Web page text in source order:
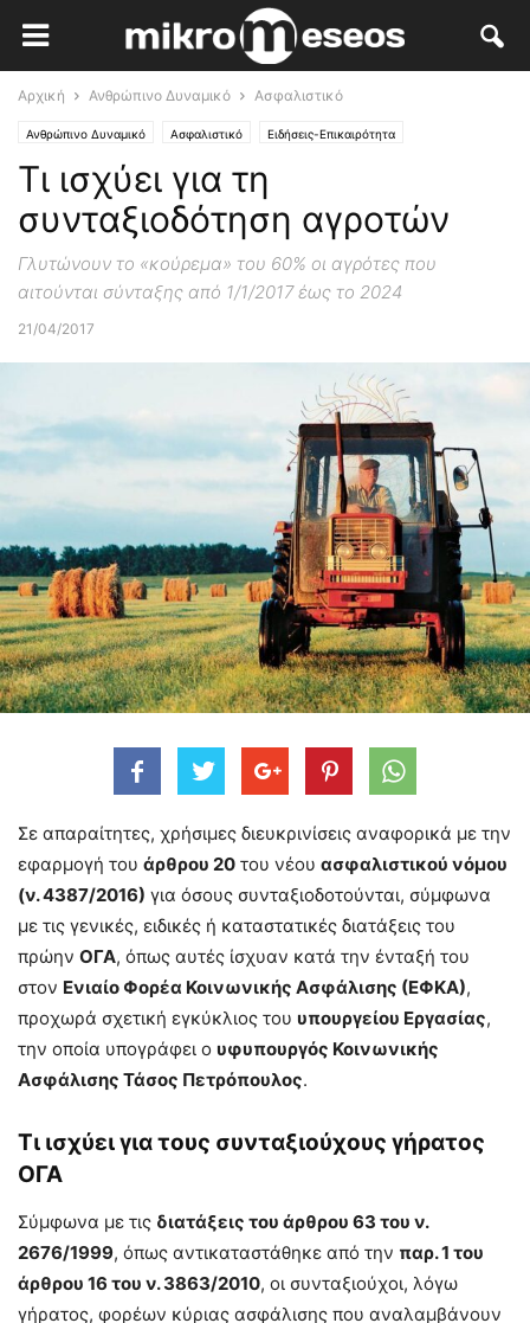
Αρχική Ανθρώπινο Δυναμικό Ασφαλιστικό
Ανθρώπινο Δυναμικό Ασφαλιστικό Ειδήσεις-Επικαιρότητα
Τι ισχύει για τη
συνταξιοδότηση αγροτών
Γλυτώνουν το «κούρεμα» του 60% οι αγρότες που
αιτούνται σύνταξης από 1/1/2017 έως το 2024
21/04/2017
Σε απαραίτητες, χρήσιμες διευκρινίσεις αναφορικά με την
εφαρμογή του άρθρου 20 του νέου ασφαλιστικού νόμου
(ν. 4387/2016) για όσους συνταξιοδοτούνται, σύμφωνα
με τις γενικές, ειδικές ή καταστατικές διατάξεις του
πρώην ΟΓΑ, όπως αυτές ίσχυαν κατά την ένταξή του
στον Ενιαίο Φορέα Κοινωνικής Ασφάλισης (ΕΦΚΑ),
προχωρά σχετική εγκύκλιος του υπουργείου Εργασίας,
την οποία υπογράφει ο υφυπουργός Κοινωνικής
Ασφάλισης Τάσος Πετρόπουλος.
Τι ισχύει για τους συνταξιούχους γήρατος
ΟΓΑ
Σύμφωνα με τις διατάξεις του άρθρου 63 του ν.
2676/1999, όπως αντικαταστάθηκε από την παρ. 1 του
άρθρου 16 του ν. 3863/2010, οι συνταξιούχοι, λόγω
γήρατος, φορέων κύριας ασφάλισης που αναλαμβάνουν